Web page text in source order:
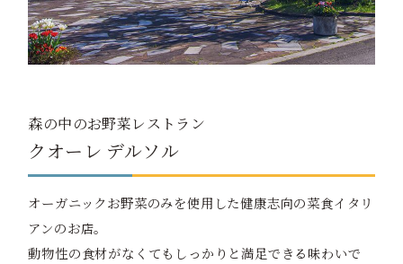
森の中のお野菜レストラン
クオーレ デルソル
オーガニックお野菜のみを使用した健康志向の菜食イタリ
アンのお店。
動物性の食材がなくてもしっかりと満足できる味わいで